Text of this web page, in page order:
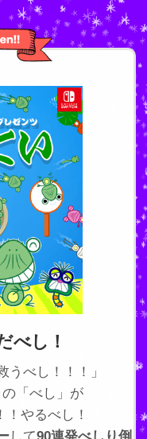
べし！
べし！！！」
「べし」が
！やるべし！